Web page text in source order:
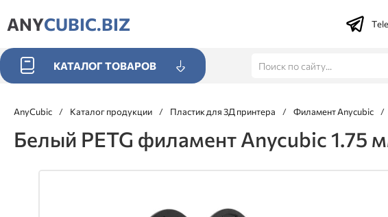
ANYCUBIC.BIZ
КАТАЛОГ ТОВАРОВ
AnyCubic / Каталог продукции / Пластик для 3Д принтера / Филамент Anycubic /
Белый PETG филамент Anycubic 1.75